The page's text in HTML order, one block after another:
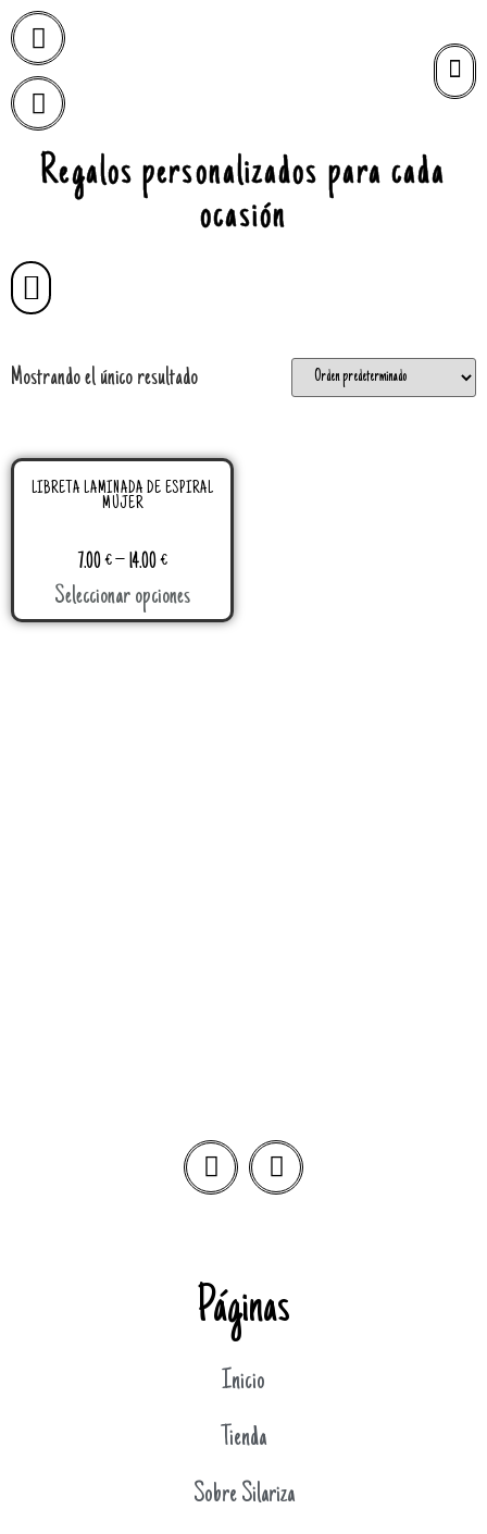
Regalos personalizados para cada
ocasión
Mostrando el único resultado
LIBRETA LAMINADA DE ESPIRAL
MUJER
7.00€–14.00€
Seleccionar opciones
Páginas
Inicio
Tienda
Sobre Silariza